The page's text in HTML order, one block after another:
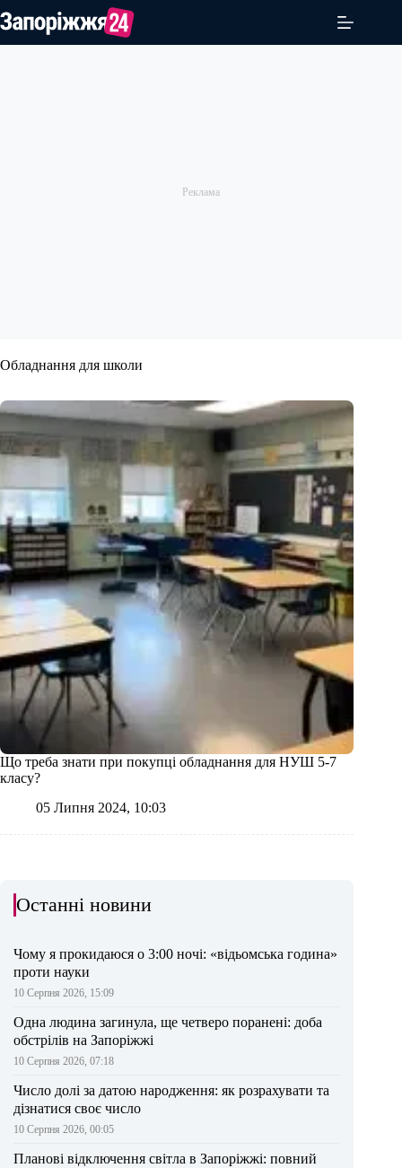
до
Обладнання для школи
Що треба знати при покупці обладнання для НУШ 5-7
класу?
05 Липня 2024, 10:03
Останні новини
Чому я прокидаюся о 3:00 ночі: «відьомська година»
проти науки
10 Серпня 2026, 15:09
Одна людина загинула, ще четверо поранені: доба
обстрілів на Запоріжжі
10 Серпня 2026, 07:18
Число долі за датою народження: як розрахувати та
дізнатися своє число
10 Серпня 2026, 00:05
Планові відключення світла в Запоріжжі: повний